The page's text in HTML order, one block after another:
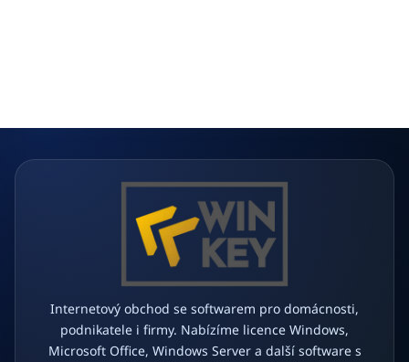
Internetový obchod se softwarem pro domácnosti,
podnikatele i firmy. Nabízíme licence Windows,
Microsoft Office, Windows Server a další software s